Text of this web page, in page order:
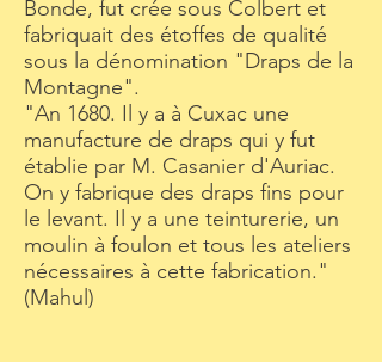
Bonde, fut crée sous Colbert et
fabriquait des étoffes de qualité
sous la dénomination "Draps de la
Montagne".
"An 1680. Il y a à Cuxac une
manufacture de draps qui y fut
établie par M. Casanier d'Auriac.
On y fabrique des draps fins pour
le levant. Il y a une teinturerie, un
moulin à foulon et tous les ateliers
nécessaires à cette fabrication."
(Mahul)